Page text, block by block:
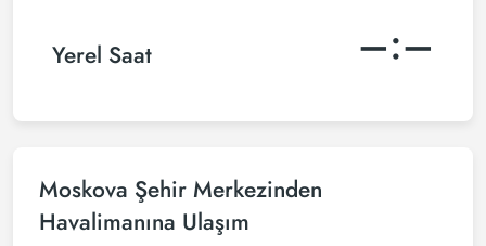
Yerel Saat –:–
Moskova Şehir Merkezinden
Havalimanına Ulaşım